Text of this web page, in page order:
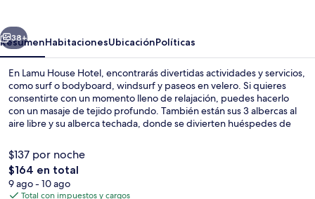
Siguiente
38+
ResumenHabitacionesUbicaciónPolíticas
En Lamu House Hotel, encontrarás divertidas actividades y servicios,
como surf o bodyboard, windsurf y paseos en velero. Si quieres
consentirte con un momento lleno de relajación, puedes hacerlo
con un masaje de tejido profundo. También están sus 3 albercas al
aire libre y su alberca techada, donde se divierten huéspedes de
internacional y está abierto para el desayuno, la comida y la cena.
Otros servicios y amenidades a destacar de este hotel de estilo Art
decó son sus 2 bares en la playa, su terraza en la azotea y su servicio
de traslado desde/hacia el aeropuerto.
$137 por noche
El
precio
total
$164 en total
9 ago - 10 ago
Total con impuestos y cargos